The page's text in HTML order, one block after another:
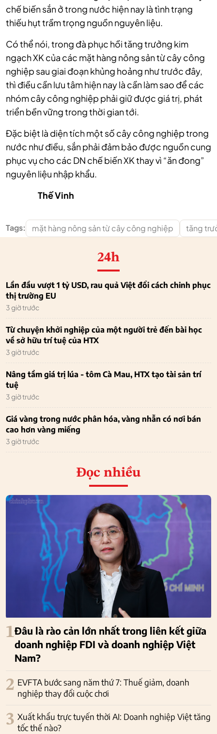
chế biến sắn ở trong nước hiện nay là tình trạng
thiếu hụt trầm trọng nguồn nguyên liệu.
Có thể nói, trong đà phục hồi tăng trưởng kim
ngạch XK của các mặt hàng nông sản từ cây công
nghiệp sau giai đoạn khủng hoảng như trước đây,
thì điều cần lưu tâm hiện nay là cần làm sao để các
nhóm cây công nghiệp phải giữ được giá trị, phát
triển bền vững trong thời gian tới.
Đặc biệt là diện tích một số cây công nghiệp trong
nước như điều, sắn phải đảm bảo được nguồn cung
phục vụ cho các DN chế biến XK thay vì “ăn đong”
nguyên liệu nhập khẩu.
Thế Vinh
Tags: mặt hàng nông sản từ cây công nghiệp tăng
24h
Lần đầu vượt 1 tỷ USD, rau quả Việt đổi cách chinh phục
thị trường EU
3 giờ trước
Từ chuyện khởi nghiệp của một người trẻ đến bài học
về sở hữu trí tuệ của HTX
3 giờ trước
Nâng tầm giá trị lúa - tôm Cà Mau, HTX tạo tài sản trí
tuệ
3 giờ trước
Giá vàng trong nước phân hóa, vàng nhẫn có nơi bán
cao hơn vàng miếng
3 giờ trước
Đọc nhiều
1Đâu là rào cản lớn nhất trong liên kết giữa
doanh nghiệp FDI và doanh nghiệp Việt
Nam?
2 EVFTA bước sang năm thứ 7: Thuế giảm, doanh
nghiệp thay đổi cuộc chơi
3 Xuất khẩu trực tuyến thời AI: Doanh nghiệp Việt tăng
tốc thế nào?